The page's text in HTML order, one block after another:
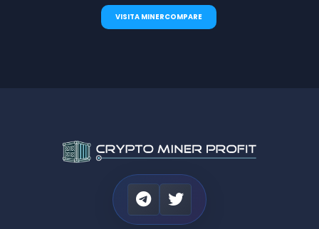
VISITA MINERCOMPARE